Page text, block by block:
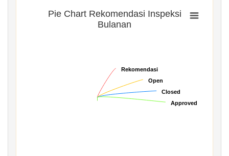
Pie Chart Rekomendasi Inspeksi
Bulanan
Rekomendasi
Rekomendasi
Open
Open
Closed
Closed
Approved
Approved